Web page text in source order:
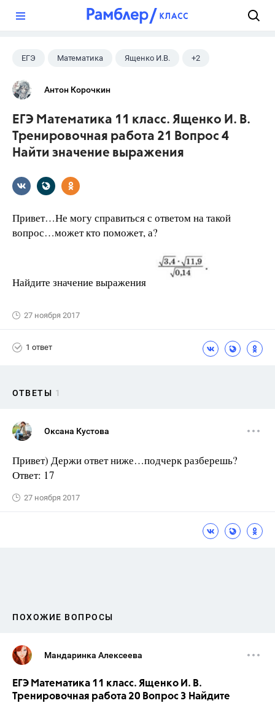
ЕГЭ Математика Ященко И.В. +2
Семенов А.В.
Антон Корочкин
ЕГЭ Математика 11 класс. Ященко И. В.
Тренировочная работа 21 Вопрос 4
Найти значение выражения
Привет…Не могу справиться с ответом на такой
вопрос…может кто поможет, а?
Найдите значение выражения
27 ноября 2017
1 ответ
ОТВЕТЫ 1
Оксана Кустова
Привет) Держи ответ ниже…подчерк разберешь?
Ответ: 17
27 ноября 2017
ПОХОЖИЕ ВОПРОСЫ
Мандаринка Алексеева
ЕГЭ Математика 11 класс. Ященко И. В.
Тренировочная работа 20 Вопрос 3 Найдите